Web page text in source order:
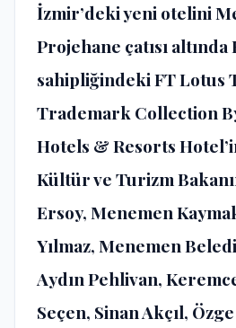
İzmir’deki yeni otelini
Projehane çatısı
sahipliğindeki FT Lotus
Trademark Collection
Hotels & Resorts
Kültür ve Turizm
Ersoy, Menemen
Yılmaz, Menemen
Aydın Pehlivan,
Seçen, Sinan Akçıl,